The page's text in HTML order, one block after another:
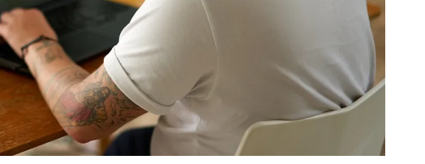
によれば、平均的な人は毎日合計6時間38分をオンラインで過
、ソーシャルメディアを見たり、ネットショッピングをした
ばかりを検索または読み続けること）をしたりして、時間を
フィンで時間を浪費する代わりに、既存のスキルセットと
スを提供したら。それによって、経済的自由と柔軟性を実
どうなるだろうか。